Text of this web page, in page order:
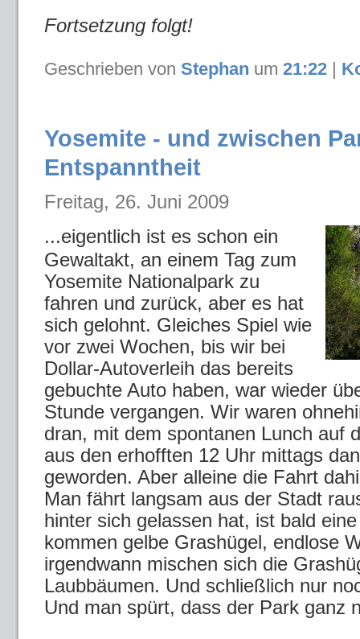
Fortsetzung folgt!
Geschrieben von Stephan um 21:22
Yosemite - und zwischen
Entspanntheit
Freitag, 26. Juni 2009
...eigentlich ist es schon ein
Gewaltakt, an einem Tag zum
Yosemite Nationalpark zu
fahren und zurück, aber es hat
sich gelohnt. Gleiches Spiel wie
vor zwei Wochen, bis wir bei
Dollar-Autoverleih das bereits
gebuchte Auto haben, war wieder
Stunde vergangen. Wir waren
dran, mit dem spontanen Lunch auf
aus den erhofften 12 Uhr mittags
geworden. Aber alleine die Fahrt
Man fährt langsam aus der Stadt
hinter sich gelassen hat, ist bald
kommen gelbe Grashügel, endlose
irgendwann mischen sich die
Laubbäumen. Und schließlich nur
Und man spürt, dass der Park ganz